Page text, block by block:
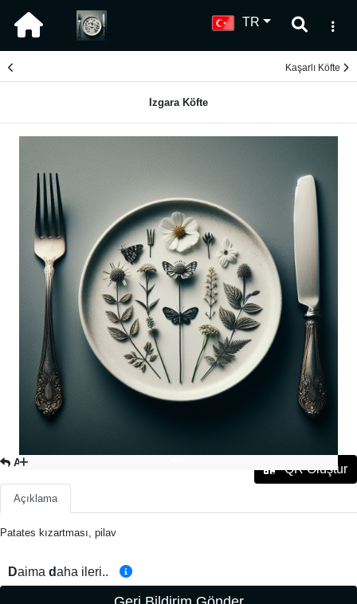
TR
Kaşarlı Köfte
Izgara Köfte
ANA YEMEK QR Oluştur
Açıklama
Patates kızartması, pilav
Daima daha ileri..